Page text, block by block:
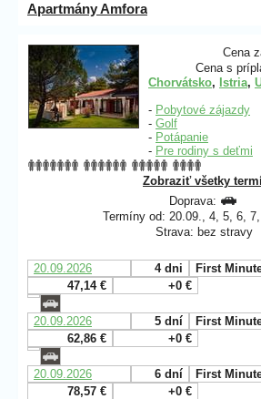
Apartmány Amfora
Cena
Cena s
Chorvátsko, Istria,
- Pobytové zájazdy
- Golf
- Potápanie
- Pre rodiny s deťmi
Zobraziť všetky
Doprava:
Termíny od: 20.09., 4, 5, 6,
Strava: bez stravy
20.09.2026 4 dni
First
47,14 €
+0 €
20.09.2026 5 dní
First
62,86 €
+0 €
20.09.2026 6 dní
First
78,57 €
+0 €